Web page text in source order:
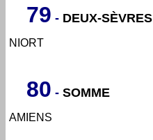
79 - DEUX-SÈVRES
NIORT
80 - SOMME
AMIENS